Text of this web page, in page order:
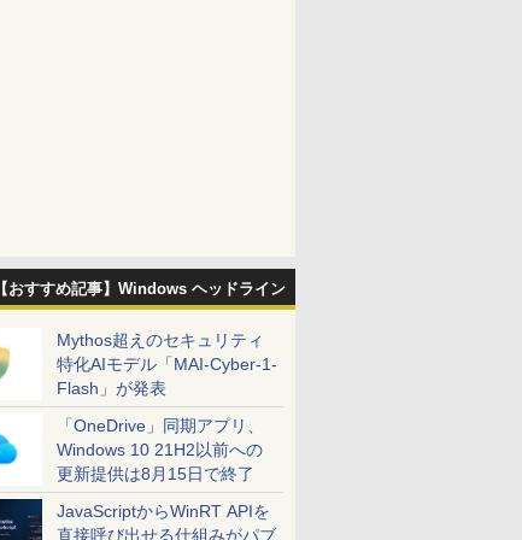
【おすすめ記事】Windows ヘッドライン
Mythos超えのセキュリティ
特化AIモデル「MAI-Cyber-1-
Flash」が発表
「OneDrive」同期アプリ、
Windows 10 21H2以前への
更新提供は8月15日で終了
JavaScriptからWinRT APIを
直接呼び出せる仕組みがパブ